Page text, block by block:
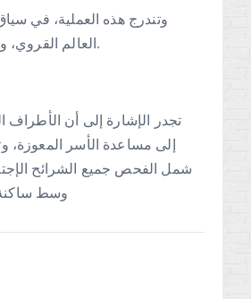
وتندرج هذه العملية، في
العالم القروي، والمساهمة في التنمية المستدامة التي يعرفها العمل التضامني بالمملكة.
تجدر الإشارة إلى أن الأطراف
إلى مساعدة الأسر المعوزة،
شمل الفحص جميع الشرائح
وسط ساكنة